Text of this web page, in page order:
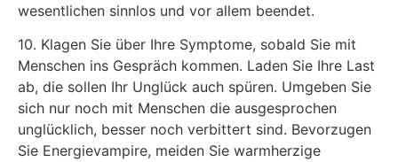
wesentlichen sinnlos und vor allem beendet.
10. Klagen Sie über Ihre Symptome, sobald Sie mit
Menschen ins Gespräch kommen. Laden Sie Ihre Last
ab, die sollen Ihr Unglück auch spüren. Umgeben Sie
sich nur noch mit Menschen die ausgesprochen
unglücklich, besser noch verbittert sind. Bevorzugen
Sie Energievampire, meiden Sie warmherzige